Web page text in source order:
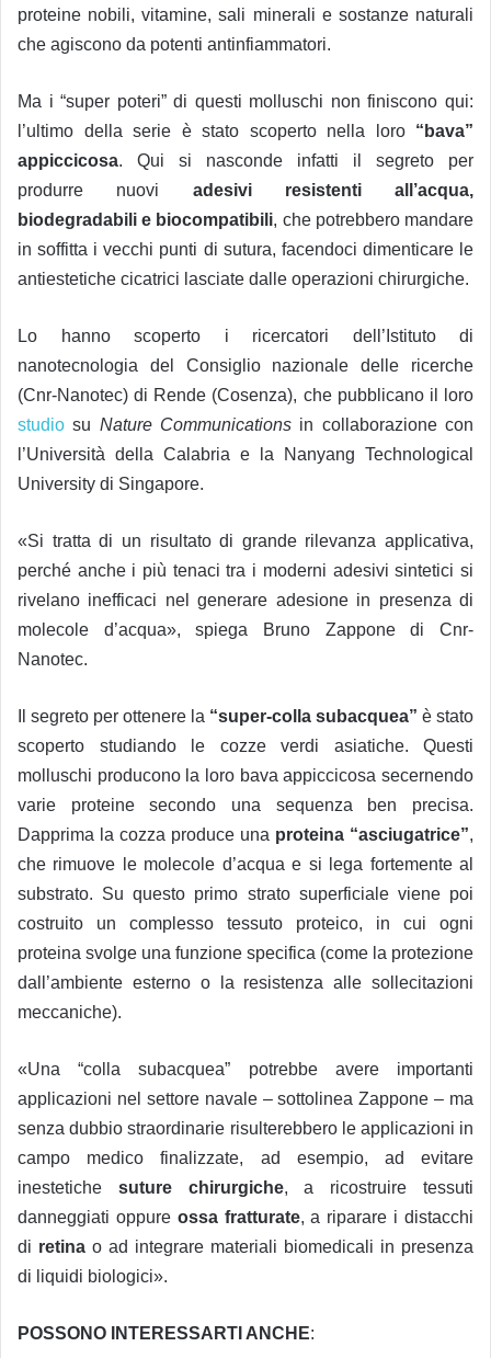
proteine nobili, vitamine, sali minerali e sostanze naturali
che agiscono da potenti antinfiammatori.
Ma i “super poteri” di questi molluschi non finiscono qui:
l’ultimo della serie è stato scoperto nella loro “bava”
appiccicosa. Qui si nasconde infatti il segreto per
produrre nuovi adesivi resistenti all’acqua,
biodegradabili e biocompatibili, che potrebbero mandare
in soffitta i vecchi punti di sutura, facendoci dimenticare le
antiestetiche cicatrici lasciate dalle operazioni chirurgiche.
Lo hanno scoperto i ricercatori dell’Istituto di
nanotecnologia del Consiglio nazionale delle ricerche
(Cnr-Nanotec) di Rende (Cosenza), che pubblicano il loro
studio su Nature Communications in collaborazione con
l’Università della Calabria e la Nanyang Technological
University di Singapore.
«Si tratta di un risultato di grande rilevanza applicativa,
perché anche i più tenaci tra i moderni adesivi sintetici si
rivelano inefficaci nel generare adesione in presenza di
molecole d’acqua», spiega Bruno Zappone di Cnr-
Nanotec.
Il segreto per ottenere la “super-colla subacquea” è stato
scoperto studiando le cozze verdi asiatiche. Questi
molluschi producono la loro bava appiccicosa secernendo
varie proteine secondo una sequenza ben precisa.
Dapprima la cozza produce una proteina “asciugatrice”,
che rimuove le molecole d’acqua e si lega fortemente al
substrato. Su questo primo strato superficiale viene poi
costruito un complesso tessuto proteico, in cui ogni
proteina svolge una funzione specifica (come la protezione
dall’ambiente esterno o la resistenza alle sollecitazioni
meccaniche).
«Una “colla subacquea” potrebbe avere importanti
applicazioni nel settore navale – sottolinea Zappone – ma
senza dubbio straordinarie risulterebbero le applicazioni in
campo medico finalizzate, ad esempio, ad evitare
inestetiche suture chirurgiche, a ricostruire tessuti
danneggiati oppure ossa fratturate, a riparare i distacchi
di retina o ad integrare materiali biomedicali in presenza
di liquidi biologici».
POSSONO INTERESSARTI ANCHE: